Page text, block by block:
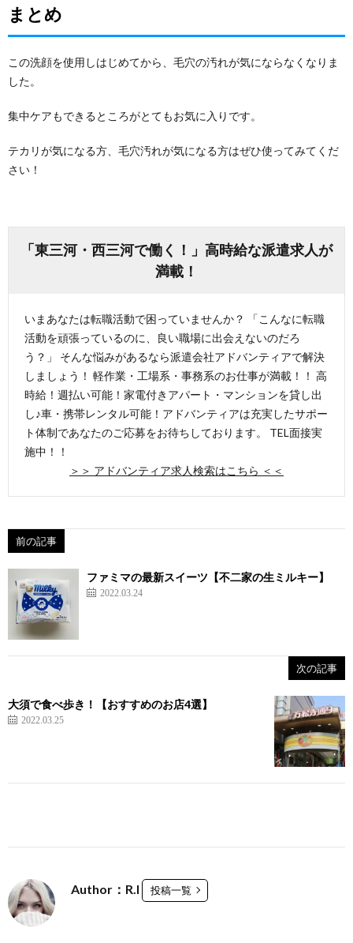
まとめ
この洗顔を使用しはじめてから、毛穴の汚れが気にならなくなりま
した。
集中ケアもできるところがとてもお気に入りです。
テカリが気になる方、毛穴汚れが気になる方はぜひ使ってみてくだ
さい！
「東三河・西三河で働く！」高時給な派遣求人が
満載！
いまあなたは転職活動で困っていませんか？ 「こんなに転職
活動を頑張っているのに、良い職場に出会えないのだろ
う？」 そんな悩みがあるなら派遣会社アドバンティアで解決
しましょう！ 軽作業・工場系・事務系のお仕事が満載！！ 高
時給！週払い可能！家電付きアパート・マンションを貸し出
し♪車・携帯レンタル可能！アドバンティアは充実したサポー
ト体制であなたのご応募をお待ちしております。 TEL面接実
施中！！
＞＞ アドバンティア求人検索はこちら ＜＜
前の記事
ファミマの最新スイーツ【不二家の生ミルキー】
2022.03.24
次の記事
大須で食べ歩き！【おすすめのお店4選】
2022.03.25
Author：R.I 投稿一覧